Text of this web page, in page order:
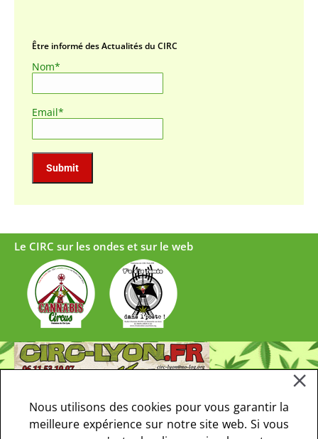
Être informé des Actualités du CIRC
Nom*
Email*
Le CIRC sur les ondes et sur le web
Nous utilisons des cookies pour vous garantir la
meilleure expérience sur notre site web. Si vous